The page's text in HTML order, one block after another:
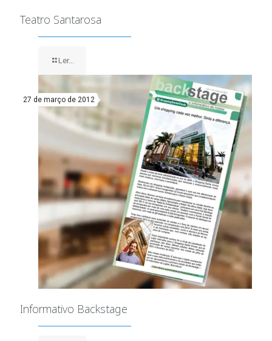
Teatro Santarosa
Ler...
27 de março de 2012
Informativo Backstage